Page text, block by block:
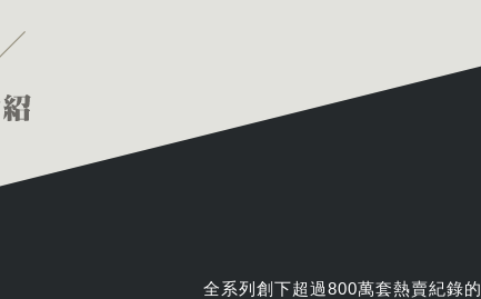
全系列創下超過800萬套熱賣紀錄的